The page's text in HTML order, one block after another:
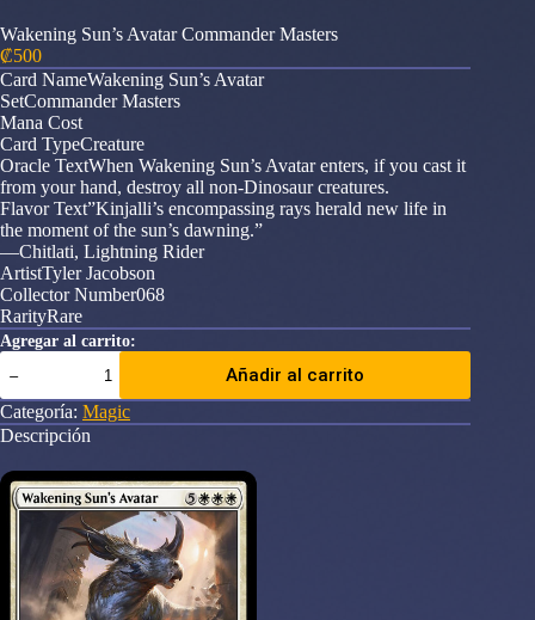
Wakening Sun’s Avatar Commander Masters
₡500
Card NameWakening Sun’s Avatar
SetCommander Masters
Mana Cost
Card TypeCreature
Oracle TextWhen Wakening Sun’s Avatar enters, if you cast it
from your hand, destroy all non-Dinosaur creatures.
Flavor Text”Kinjalli’s encompassing rays herald new life in
the moment of the sun’s dawning.”
—Chitlati, Lightning Rider
ArtistTyler Jacobson
Collector Number068
RarityRare
Agregar al carrito:
Wakening
Sun's
Avatar
Commander
Masters
Añadir al carrito
Categoría: Magic
Descripción